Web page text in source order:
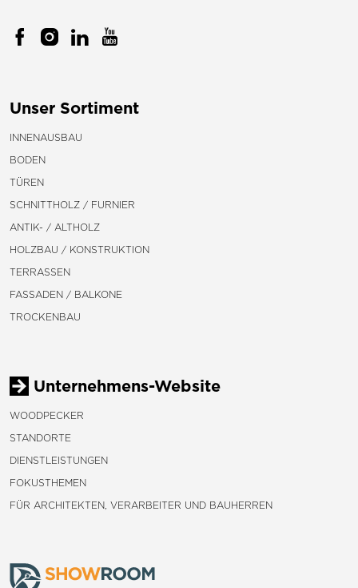
Unser Sortiment
INNENAUSBAU
BODEN
TÜREN
SCHNITTHOLZ / FURNIER
ANTIK- / ALTHOLZ
HOLZBAU / KONSTRUKTION
TERRASSEN
FASSADEN / BALKONE
TROCKENBAU
Unternehmens-Website
WOODPECKER
STANDORTE
DIENSTLEISTUNGEN
FOKUSTHEMEN
FÜR ARCHITEKTEN, VERARBEITER UND BAUHERREN